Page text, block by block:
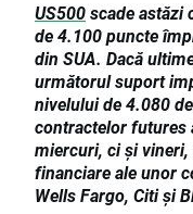
US500scade astăzi
de 4.100 puncte
din SUA. Dacă
următorul suport
nivelului de 4.080
contractelor futures
miercuri, ci și
financiare ale unor
Wells Fargo, Citi și